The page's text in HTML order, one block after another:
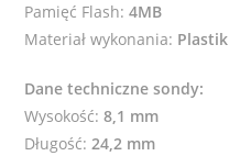
Pamięć Flash: 4MB
Materiał wykonania: Plastik
Dane techniczne sondy:
Wysokość:8,1 mm
Długość:24,2 mm